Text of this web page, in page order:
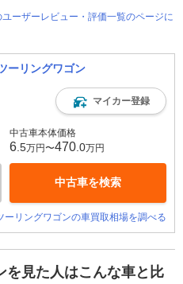
ーザーレビュー・評価一覧のページに
ーリングワゴン
マイカー登録
中古車本体価格
6 .5万円〜470 .0万円
中古車を検索
ーリングワゴンの車買取相場を調べる
を見た人はこんな車と比